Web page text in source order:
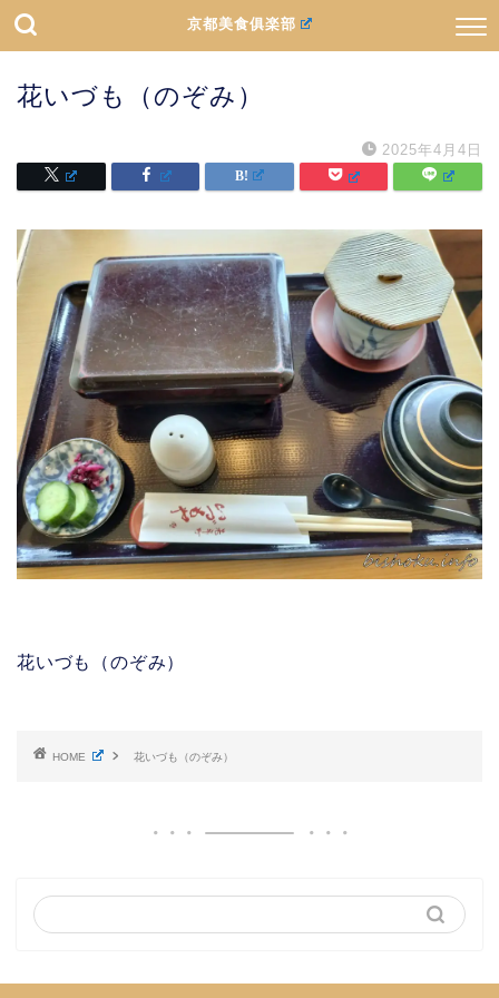
京都美食俱楽部
花いづも（のぞみ）
2025年4月4日
花いづも（のぞみ）
HOME 花いづも（のぞみ）